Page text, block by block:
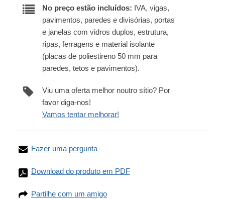
No preço estão incluídos: IVA, vigas,
pavimentos, paredes e divisórias, portas
e janelas com vidros duplos, estrutura,
ripas, ferragens e material isolante
(placas de poliestireno 50 mm para
paredes, tetos e pavimentos).
Viu uma oferta melhor noutro sítio? Por
favor diga-nos!
Vamos tentar melhorar!
Fazer uma pergunta
Download do produto em PDF
Partilhe com um amigo